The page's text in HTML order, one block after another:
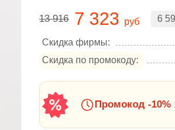
13 916 7 323 руб 6
Скидка фирмы:
Скидка по промокоду:
Промокод -10%